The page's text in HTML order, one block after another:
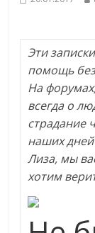
Эти
помощь
На
всегда о
страдание
наших
Лиза, мы
хотим